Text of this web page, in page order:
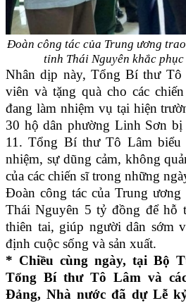
Đoàn công tác của Trung ương
tỉnh Thái Nguyên khắc
Nhân dịp này, Tổng Bí thư Tô
viên và tặng quà cho các
đang làm nhiệm vụ tại hiện
30 hộ dân phường Linh Sơn bị
11. Tổng Bí thư Tô Lâm biểu
nhiệm, sự dũng cảm, không
của các chiến sĩ trong những
Đoàn công tác của Trung
Thái Nguyên 5 tỷ đồng để hỗ
thiên tai, giúp người dân sớm
định cuộc sống và sản xuất.
* Chiều cùng ngày, tại Bộ
Tổng Bí thư Tô Lâm và
Đảng, Nhà nước đã dự Lễ